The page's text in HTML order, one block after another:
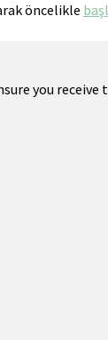
öncelikle
you